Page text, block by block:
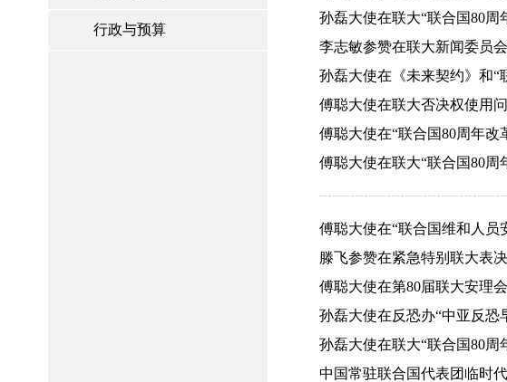
行政与预算
孙磊大使在联大“联合国80周
李志敏参赞在联大新闻委员
孙磊大使在《未来契约》和“
傅聪大使在联大否决权使用
傅聪大使在“联合国80周年改
傅聪大使在联大“联合国80周
傅聪大使在“联合国维和人员
滕飞参赞在紧急特别联大表
傅聪大使在第80届联大安理
孙磊大使在反恐办“中亚反恐
孙磊大使在联大“联合国80周
中国常驻联合国代表团临时